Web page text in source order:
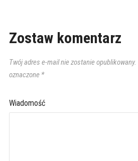
Zostaw komentarz
Twój adres e-mail nie zostanie opublikowany.
oznaczone *
Wiadomość